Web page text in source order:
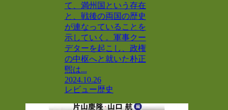
て、満州国という存在
と、戦後の両国の歴史
が連なっていることを
示していく。軍事クー
デターを起こし、政権
の中枢へと就いた朴正
煕は...
2024.10.26
レビュー歴史